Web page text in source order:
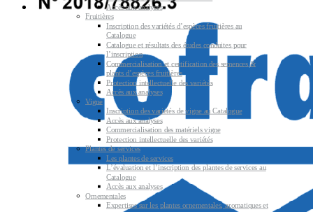
Accès aux analyses
Fruitières
Inscription des variétés d’espèces fruitières au
Catalogue
Catalogue et résultats des études conduites pour
l’inscription
Commercialisation et certification des semences &
plants d’espèces fruitières
Protection intellectuelle des variétés
Accès aux analyses
Vigne
Inscription des variétés de vigne au Catalogue
Accès aux analyses
Commercialisation des matériels vigne
Protection intellectuelle des variétés
Plantes de services
Les plantes de services
L’évaluation et l’inscription des plantes de services au
Catalogue
Accès aux analyses
Ornementales
Expertises sur les plantes ornementales, aromatiques et